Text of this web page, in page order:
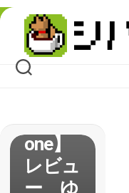
Skip
content
【Stra
Teleph
one】
レビュ
ー ゆ